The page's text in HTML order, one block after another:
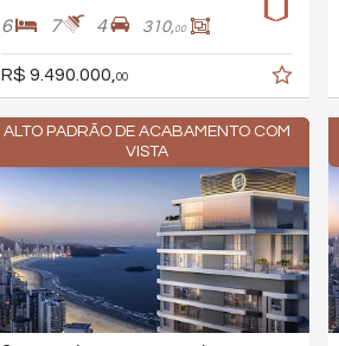
6 7 4 310,00
R$ 9.490.000, 00
ALTO PADRÃO DE ACABAMENTO COM
VISTA